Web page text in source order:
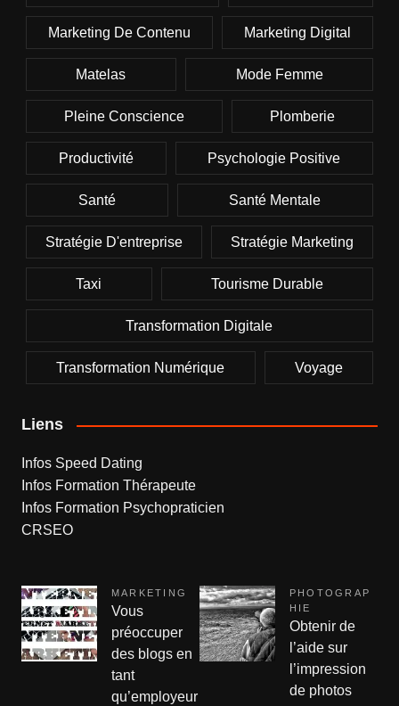
Marketing De Contenu Marketing Digital
Matelas Mode Femme
Pleine Conscience Plomberie
Productivité Psychologie Positive
Santé Santé Mentale
Stratégie D'entreprise Stratégie Marketing
Taxi Tourisme Durable
Transformation Digitale
Transformation Numérique Voyage
Liens
Infos Speed Dating
Infos Formation Thérapeute
Infos Formation Psychopraticien
CRSEO
MARKETING
Vous
préoccuper
des blogs en
tant
qu’employeur
PHOTOGRAP
HIE
Obtenir de
l’aide sur
l’impression
de photos